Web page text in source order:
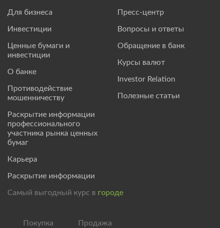
Для бизнеса
Инвестиции
Ценные бумаги и
инвестиции
О банке
Противодействие
мошенничеству
Раскрытие информации
профессионального
участника рынка ценных
бумаг
Карьера
Раскрытие информации
Пресс-центр
Вопросы и ответы
Обращение в банк
Курсы валют
Investor Relation
Полезные статьи
Самый выгодный курс в городе